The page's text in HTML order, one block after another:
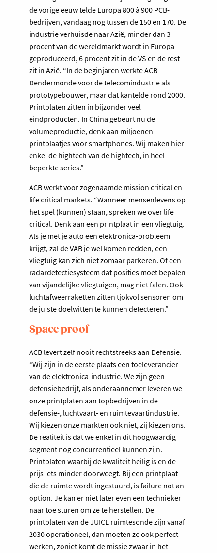
de vorige eeuw telde Europa 800 à 900 PCB-
bedrijven, vandaag nog tussen de 150 en 170. De
industrie verhuisde naar Azië, minder dan 3
procent van de wereldmarkt wordt in Europa
geproduceerd, 6 procent zit in de VS en de rest
zit in Azië. “In de beginjaren werkte ACB
Dendermonde voor de telecomindustrie als
prototypebouwer, maar dat kantelde rond 2000.
Printplaten zitten in bijzonder veel
eindproducten. In China gebeurt nu de
volumeproductie, denk aan miljoenen
printplaatjes voor smartphones. Wij maken hier
enkel de hightech van de hightech, in heel
beperkte series.”
ACB werkt voor zogenaamde mission critical en
life critical markets. “Wanneer mensenlevens op
het spel (kunnen) staan, spreken we over life
critical. Denk aan een printplaat in een vliegtuig.
Als je met je auto een elektronica-probleem
krijgt, zal de VAB je wel komen redden, een
vliegtuig kan zich niet zomaar parkeren. Of een
radardetectiesysteem dat posities moet bepalen
van vijandelijke vliegtuigen, mag niet falen. Ook
luchtafweerraketten zitten tjokvol sensoren om
de juiste doelwitten te kunnen detecteren.”
Space proof
ACB levert zelf nooit rechtstreeks aan Defensie.
“Wij zijn in de eerste plaats een toeleverancier
van de elektronica-industrie. We zijn geen
defensiebedrijf, als onderaannemer leveren we
onze printplaten aan topbedrijven in de
defensie-, luchtvaart- en ruimtevaartindustrie.
Wij kiezen onze markten ook niet, zij kiezen ons.
De realiteit is dat we enkel in dit hoogwaardig
segment nog concurrentieel kunnen zijn.
Printplaten waarbij de kwaliteit heilig is en de
prijs iets minder doorweegt. Bij een printplaat
die de ruimte wordt ingestuurd, is failure not an
option. Je kan er niet later even een technieker
naar toe sturen om ze te herstellen. De
printplaten van de JUICE ruimtesonde zijn vanaf
2030 operationeel, dan moeten ze ook perfect
werken, zoniet komt de missie zwaar in het